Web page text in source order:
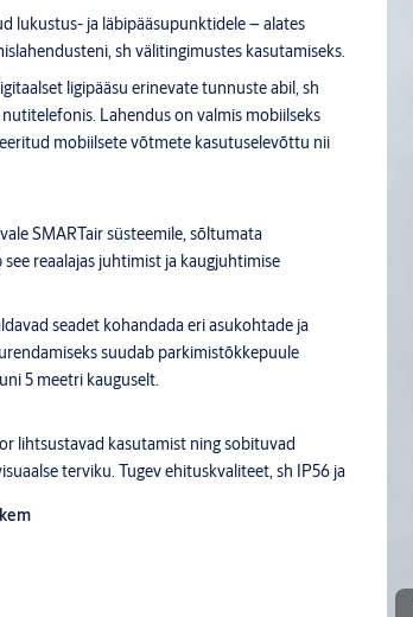
lukustus- ja läbipääsupunktidele – alates
sh välitingimustes kasutamiseks.
ligipääsu erinevate tunnuste abil, sh
Lahendus on valmis mobiilseks
mobiilsete võtmete kasutuselevõttu nii
SMARTair süsteemile, sõltumata
reaalajas juhtimist ja kaugjuhtimise
seadet kohandada eri asukohtade ja
suudab parkimistõkkepuule
5 meetri kauguselt.
lihtsustavad kasutamist ning sobituvad
terviku. Tugev ehituskvaliteet, sh IP56 ja